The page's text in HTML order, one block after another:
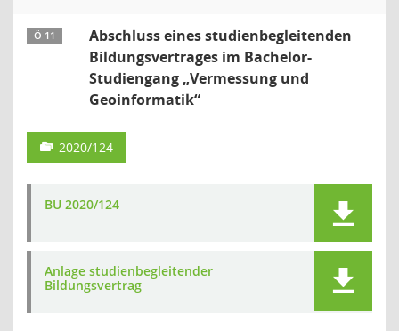
Ö 11
Abschluss eines studienbegleitenden
Bildungsvertrages im Bachelor-
Studiengang „Vermessung und
Geoinformatik“
2020/124
BU 2020/124
Anlage studienbegleitender
Bildungsvertrag